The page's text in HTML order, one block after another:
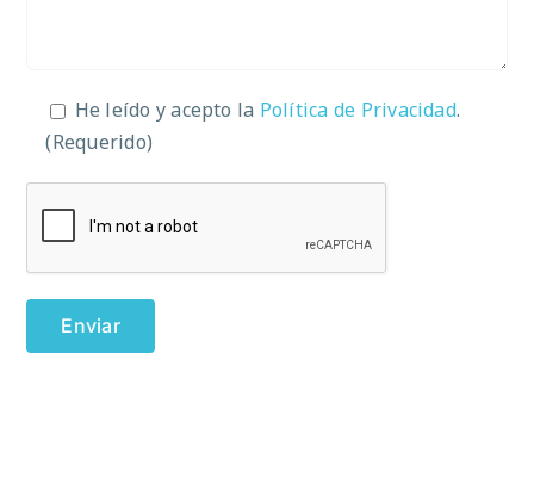
He leído y acepto la Política de Privacidad.
(Requerido)